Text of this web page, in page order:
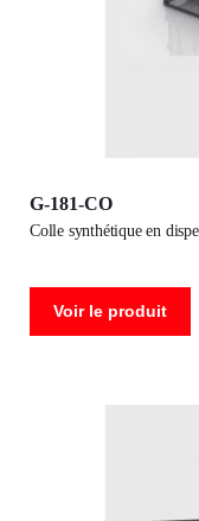
G-181-CO
colle synthétique en
Voir le produit